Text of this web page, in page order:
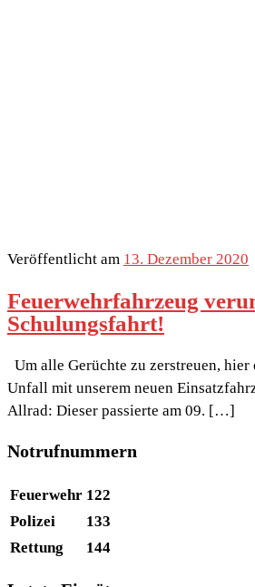
Veröffentlicht am 13. Dezember 2020
Feuerwehrfahrzeug
Schulungsfahrt!
Um alle Gerüchte zu zerstreuen,
Unfall mit unserem neuen
Allrad: Dieser passierte am 09. […]
Notrufnummern
Feuerwehr 122
Polizei
133
Rettung
144